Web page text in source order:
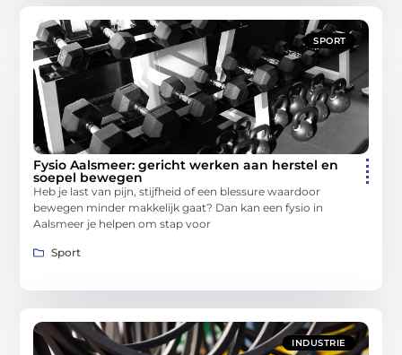
SPORT
Fysio Aalsmeer: gericht werken aan herstel en
soepel bewegen
Heb je last van pijn, stijfheid of een blessure waardoor
bewegen minder makkelijk gaat? Dan kan een fysio in
Aalsmeer je helpen om stap voor
Sport
INDUSTRIE